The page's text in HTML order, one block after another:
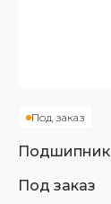
Под заказ
Подшипник
Под заказ